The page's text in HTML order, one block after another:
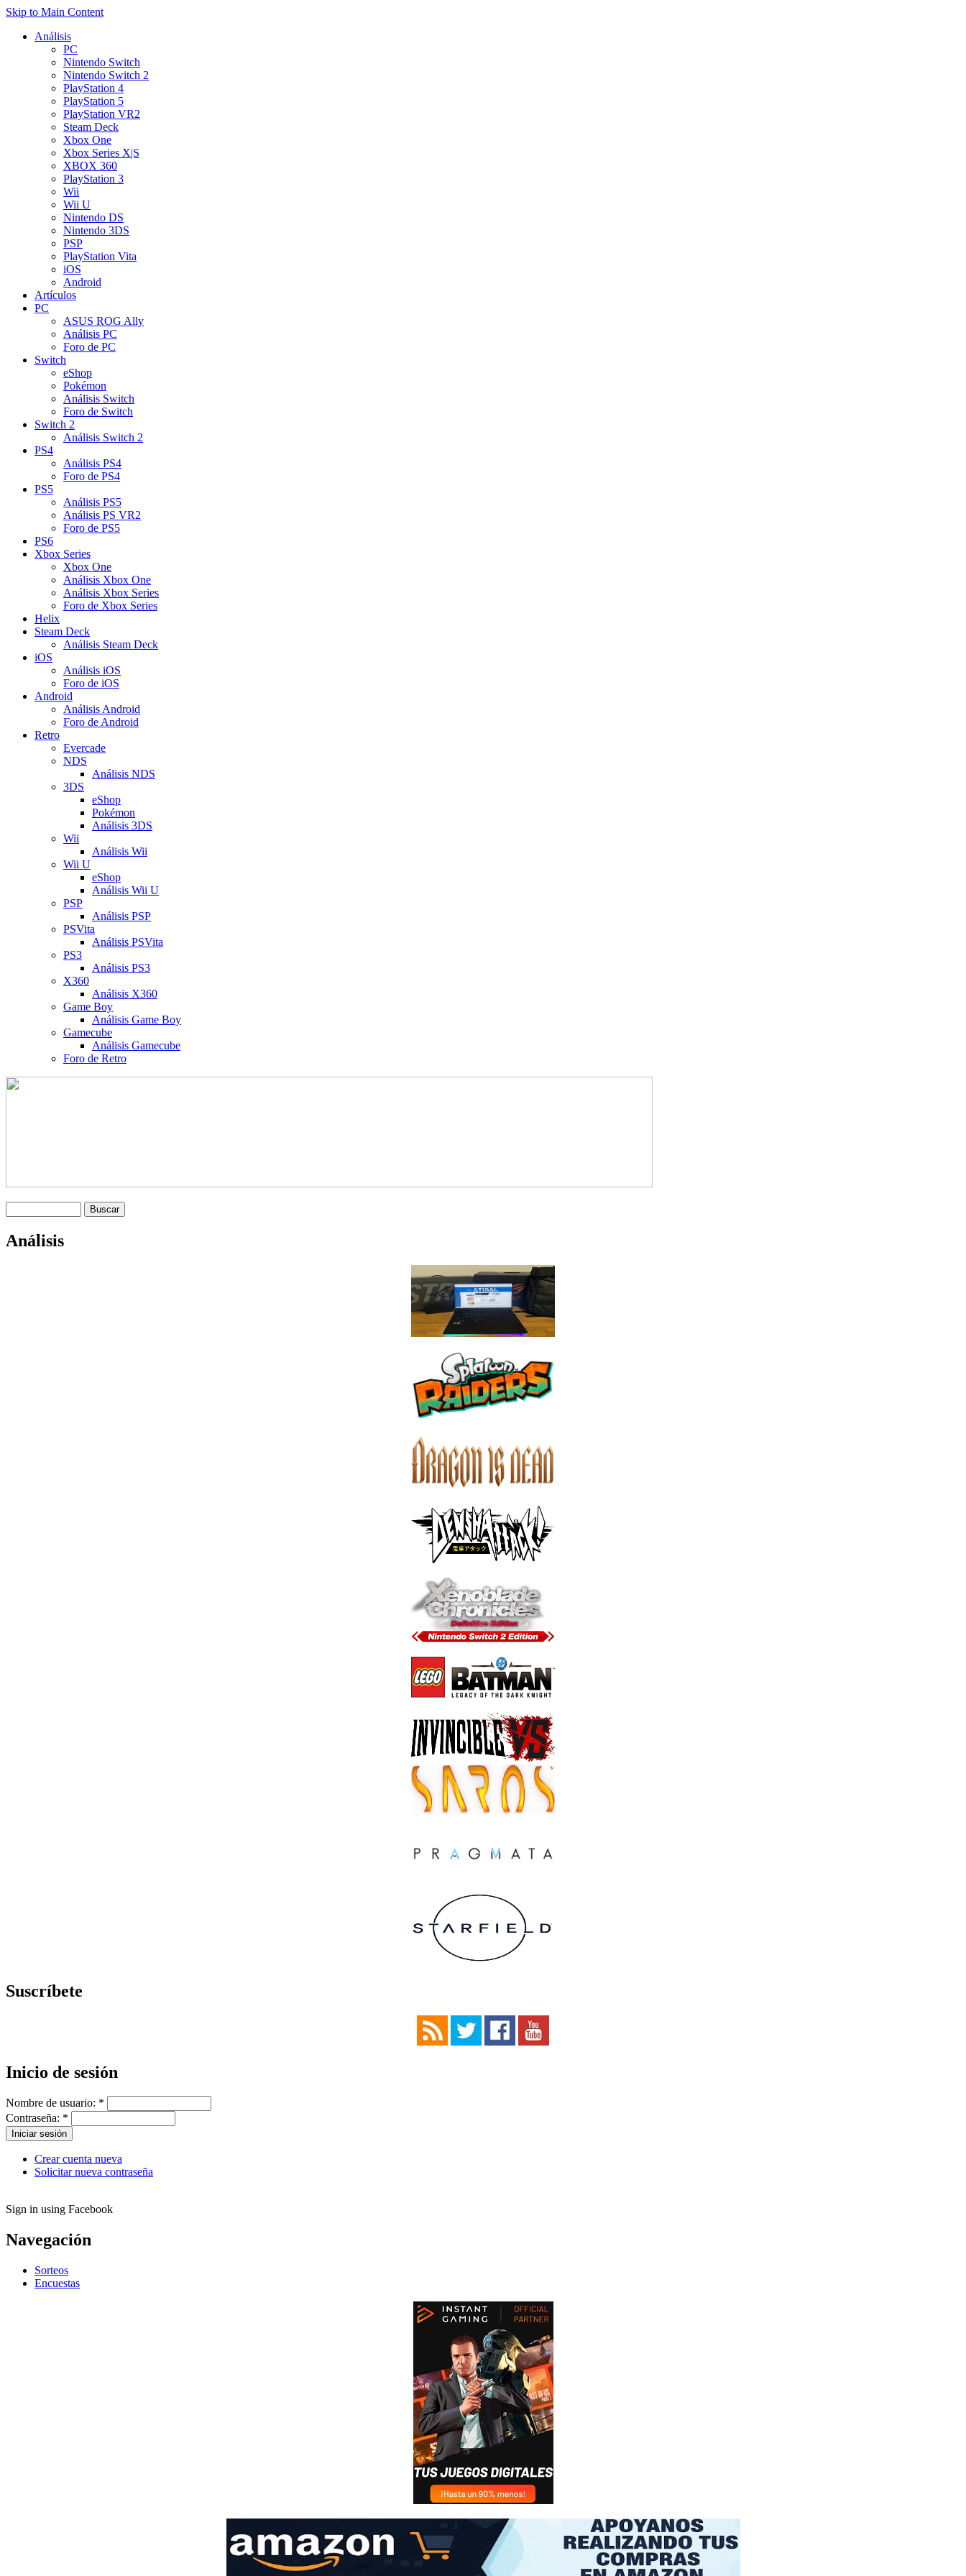
Skip to Main Content
Análisis
PC
Nintendo Switch
Nintendo Switch 2
PlayStation 4
PlayStation 5
PlayStation VR2
Steam Deck
Xbox One
Xbox Series X|S
XBOX 360
PlayStation 3
Wii
Wii U
Nintendo DS
Nintendo 3DS
PSP
PlayStation Vita
iOS
Android
Artículos
PC
ASUS ROG Ally
Análisis PC
Foro de PC
Switch
eShop
Pokémon
Análisis Switch
Foro de Switch
Switch 2
Análisis Switch 2
PS4
Análisis PS4
Foro de PS4
PS5
Análisis PS5
Análisis PS VR2
Foro de PS5
PS6
Xbox Series
Xbox One
Análisis Xbox One
Análisis Xbox Series
Foro de Xbox Series
Helix
Steam Deck
Análisis Steam Deck
iOS
Análisis iOS
Foro de iOS
Android
Análisis Android
Foro de Android
Retro
Evercade
NDS
Análisis NDS
3DS
eShop
Pokémon
Análisis 3DS
Wii
Análisis Wii
Wii U
eShop
Análisis Wii U
PSP
Análisis PSP
PSVita
Análisis PSVita
PS3
Análisis PS3
X360
Análisis X360
Game Boy
Análisis Game Boy
Gamecube
Análisis Gamecube
Foro de Retro
Análisis
Suscríbete
Inicio de sesión
Nombre de usuario: *
Contraseña: *
Crear cuenta nueva
Solicitar nueva contraseña
Sign in using Facebook
Navegación
Sorteos
Encuestas